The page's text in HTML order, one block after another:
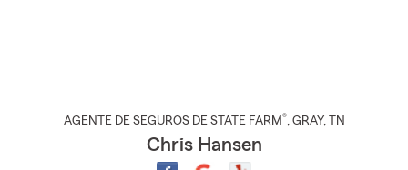
AGENTE DE SEGUROS DE STATE FARM®, GRAY, TN
Chris Hansen